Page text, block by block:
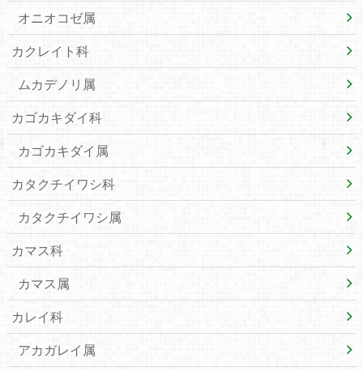
オニオコゼ属
カクレイト科
ムカデノリ属
カゴカキダイ科
カゴカキダイ属
カタクチイワシ科
カタクチイワシ属
カマス科
カマス属
カレイ科
アカガレイ属